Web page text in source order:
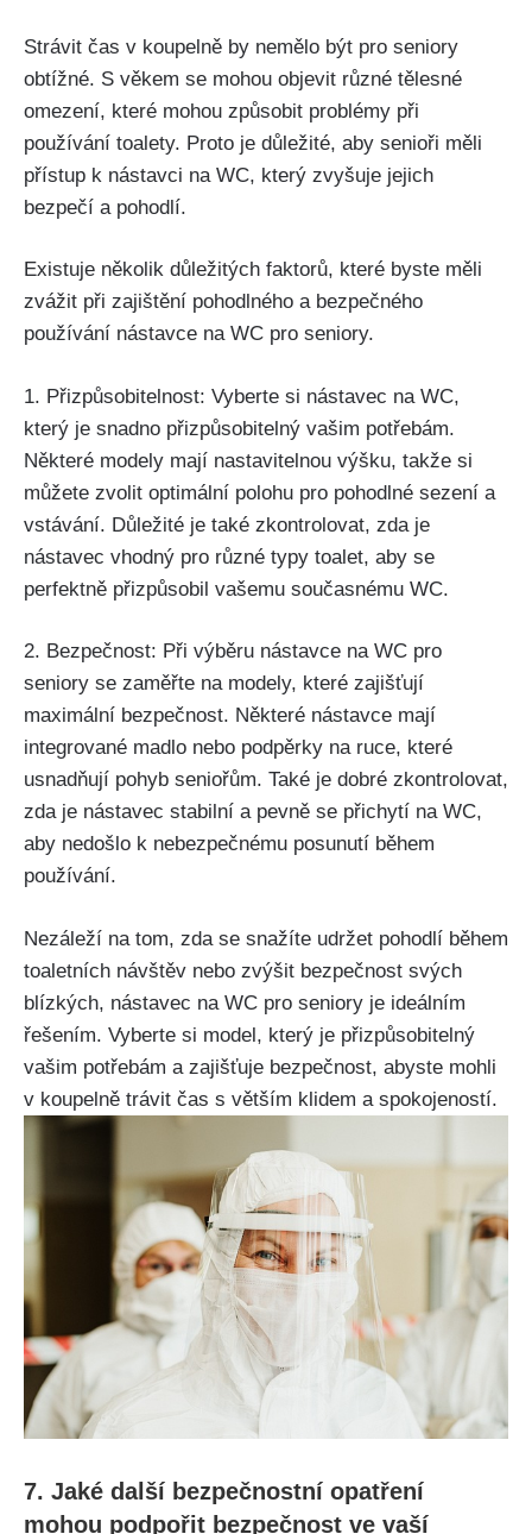
Strávit čas v koupelně by nemělo být pro seniory
obtížné. S věkem se mohou objevit různé tělesné
omezení, které mohou způsobit problémy při
používání toalety. Proto je důležité, aby senioři měli
přístup k nástavci na WC, který zvyšuje jejich
bezpečí a pohodlí.
Existuje několik důležitých faktorů, které byste měli
zvážit při zajištění pohodlného a bezpečného
používání nástavce na WC pro seniory.
1. Přizpůsobitelnost: Vyberte si nástavec na WC,
který je snadno přizpůsobitelný vašim potřebám.
Některé modely mají nastavitelnou výšku, takže si
můžete zvolit optimální polohu pro pohodlné sezení a
vstávání. Důležité je také zkontrolovat, zda je
nástavec vhodný pro různé typy toalet, aby se
perfektně přizpůsobil vašemu současnému WC.
2. Bezpečnost: Při výběru nástavce na WC pro
seniory se zaměřte na modely, které zajišťují
maximální bezpečnost. Některé nástavce mají
integrované madlo nebo podpěrky na ruce, které
usnadňují pohyb seniořům. Také je dobré zkontrolovat,
zda je nástavec stabilní a pevně se přichytí na WC,
aby nedošlo k nebezpečnému posunutí během
používání.
Nezáleží na tom, zda se snažíte udržet pohodlí během
toaletních návštěv nebo zvýšit bezpečnost svých
blízkých, nástavec na WC pro seniory je ideálním
řešením. Vyberte si model, který je přizpůsobitelný
vašim potřebám a zajišťuje bezpečnost, abyste mohli
v koupelně trávit čas s větším klidem a spokojeností.
7. Jaké další bezpečnostní opatření
mohou podpořit bezpečnost ve vaší